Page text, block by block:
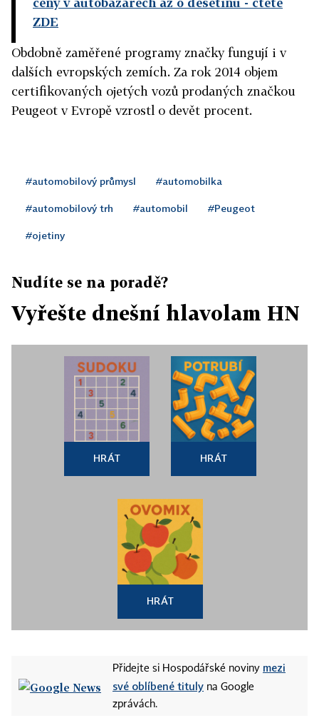
ZDE
Obdobně zaměřené programy značky fungují i v
dalších evropských zemích. Za rok 2014 objem
certifikovaných ojetých vozů prodaných značkou
Peugeot v Evropě vzrostl o devět procent.
#automobilový průmysl #automobilka
#automobilový trh #automobil #Peugeot
#ojetiny
Nudíte se na poradě?
Vyřešte dnešní hlavolam HN
HRÁT HRÁT
HRÁT
Přidejte si Hospodářské noviny mezi
své oblíbené tituly na Google
zprávách.